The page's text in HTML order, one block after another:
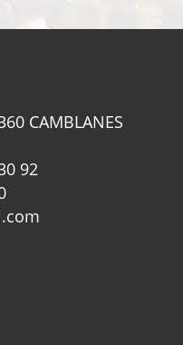
CAMBLANES
92